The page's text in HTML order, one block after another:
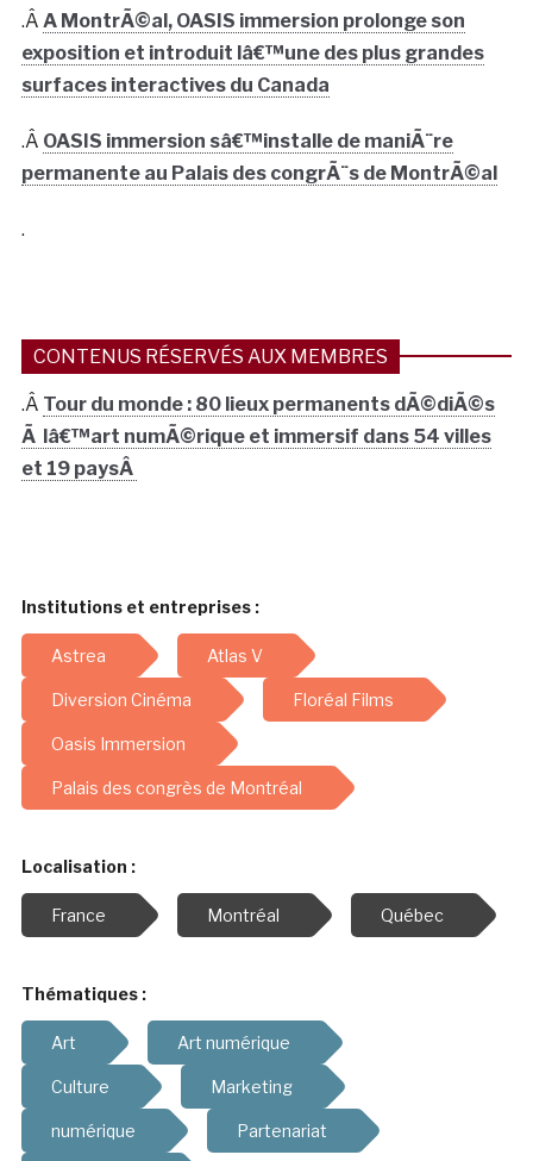
.Â A MontrÃ©al, OASIS immersion prolonge son
exposition et introduit lâ€™une des plus grandes
surfaces interactives du Canada
.Â OASIS immersion sâ€™installe de maniÃ¨re
permanente au Palais des congrÃ¨s de MontrÃ©al
.
CONTENUS RÉSERVÉS AUX MEMBRES
.Â Tour du monde : 80 lieux permanents dÃ©diÃ©s
Ã lâ€™art numÃ©rique et immersif dans 54 villes
et 19 paysÂ
Institutions et entreprises :
Astrea Atlas V
Diversion Cinéma Floréal Films
Oasis Immersion
Palais des congrès de Montréal
Localisation :
France Montréal Québec
Thématiques :
Art Art numérique
Culture Marketing
numérique Partenariat